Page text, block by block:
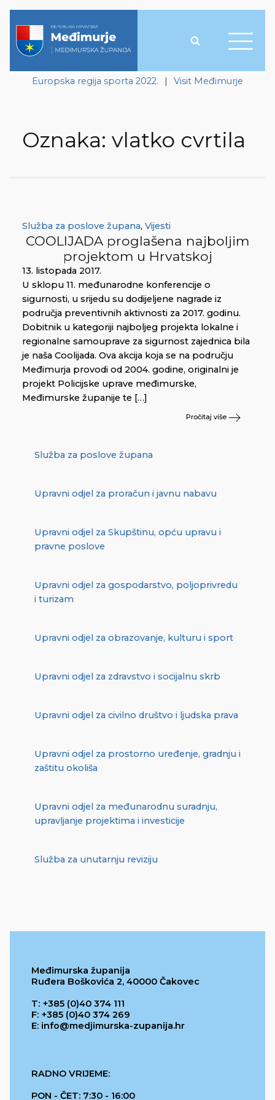
Europska regija sporta 2022. | Visit Međimurje
Oznaka: vlatko cvrtila
Služba za poslove župana, Vijesti
COOLIJADA proglašena najboljim
projektom u Hrvatskoj
13. listopada 2017.
U sklopu 11. međunarodne konferencije o
sigurnosti, u srijedu su dodijeljene nagrade iz
područja preventivnih aktivnosti za 2017. godinu.
Dobitnik u kategoriji najboljeg projekta lokalne i
regionalne samouprave za sigurnost zajednica bila
je naša Coolijada. Ova akcija koja se na području
Međimurja provodi od 2004. godine, originalni je
projekt Policijske uprave međimurske,
Međimurske županije te […]
Pročitaj više
Služba za poslove župana
Upravni odjel za proračun i javnu nabavu
Upravni odjel za Skupštinu, opću upravu i
pravne poslove
Upravni odjel za gospodarstvo, poljoprivredu
i turizam
Upravni odjel za obrazovanje, kulturu i sport
Upravni odjel za zdravstvo i socijalnu skrb
Upravni odjel za civilno društvo i ljudska prava
Upravni odjel za prostorno uređenje, gradnju i
zaštitu okoliša
Upravni odjel za međunarodnu suradnju,
upravljanje projektima i investicije
Služba za unutarnju reviziju
Međimurska županija
Ruđera Boškovića 2, 40000 Čakovec
T: +385 (0)40 374 111
F: +385 (0)40 374 269
E: info@medjimurska-zupanija.hr
RADNO VRIJEME:
PON - ČET: 7:30 - 16:00